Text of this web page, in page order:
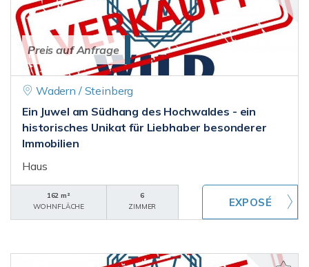
Preis auf Anfrage
Wadern / Steinberg
Ein Juwel am Südhang des Hochwaldes - ein
historisches Unikat für Liebhaber besonderer
Immobilien
Haus
162 m²
WOHNFLÄCHE
6
ZIMMER